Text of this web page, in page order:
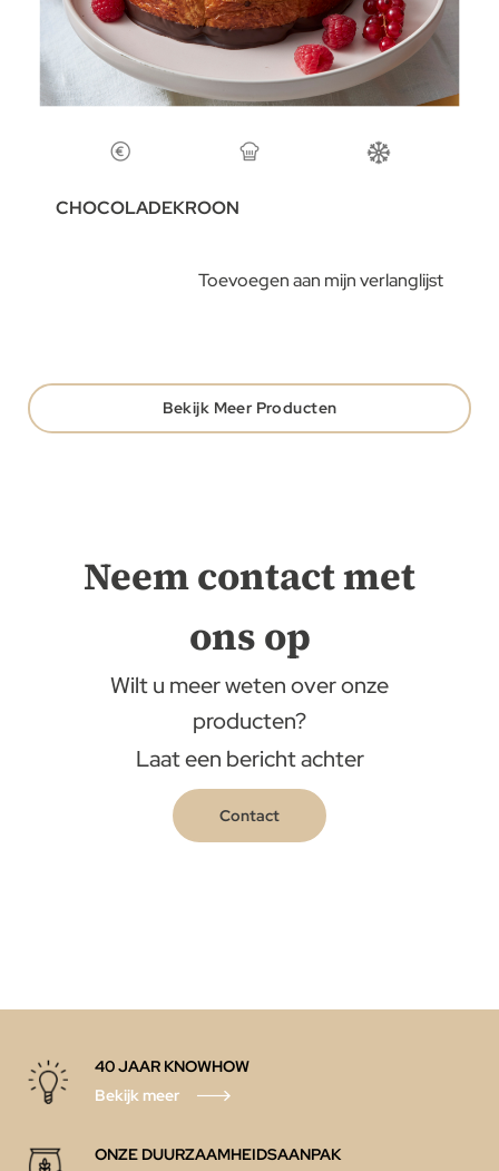
CHOCOLADEKROON
Toevoegen aan mijn verlanglijst
Bekijk Meer Producten
Neem contact met
ons op
Wilt u meer weten over onze
producten?
Laat een bericht achter
Contact
40 JAAR KNOWHOW
Bekijk meer
ONZE DUURZAAMHEIDSAANPAK